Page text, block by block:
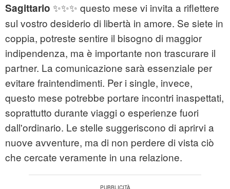
Sagittario ✨✨✨ questo mese vi invita a riflettere
sul vostro desiderio di libertà in amore. Se siete in
coppia, potreste sentire il bisogno di maggior
indipendenza, ma è importante non trascurare il
partner. La comunicazione sarà essenziale per
evitare fraintendimenti. Per i single, invece,
questo mese potrebbe portare incontri inaspettati,
soprattutto durante viaggi o esperienze fuori
dall'ordinario. Le stelle suggeriscono di aprirvi a
nuove avventure, ma di non perdere di vista ciò
che cercate veramente in una relazione.